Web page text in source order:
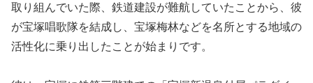
取り組んでいた際、鉄道建設が難航していたことから、彼
が宝塚唱歌隊を結成し、宝塚梅林などを名所とする地域の
活性化に乗り出したことが始まりです。